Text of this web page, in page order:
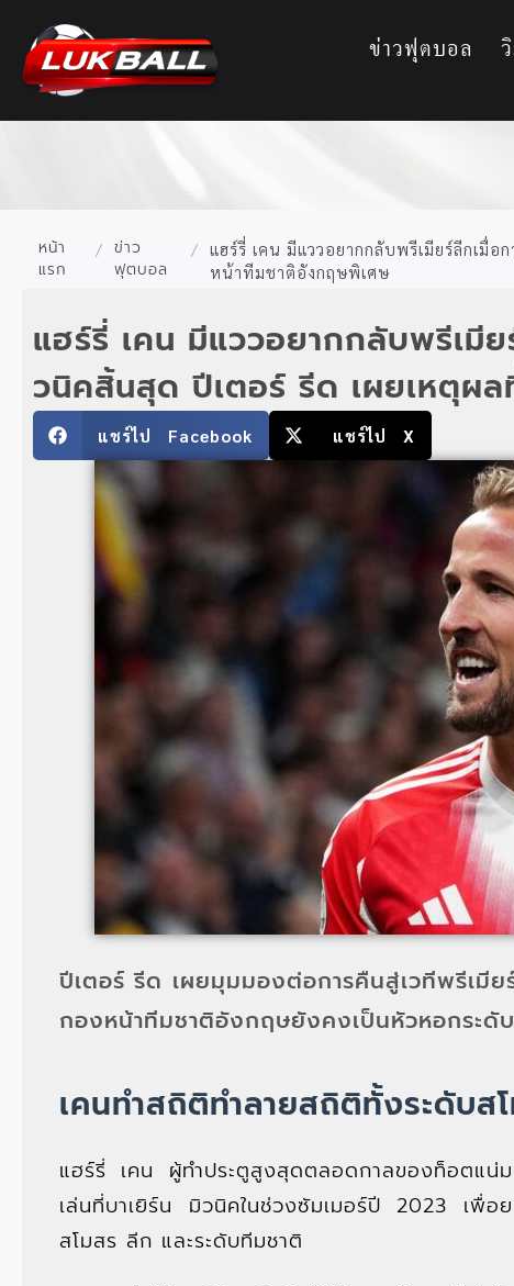
ข่าวฟุตบอล
หน้า
แรก
/ ข่าว
ฟุตบอล
/
แฮร์รี่ เคน มีแววอยากกลับพรีเมียร์ลีกเมื่
หน้าทีมชาติอังกฤษพิเศษ
แฮร์รี่ เคน มีแววอยากกลับพรีเมี
วนิคสิ้นสุด ปีเตอร์ รีด เผยเหตุผ
แชร์ไป Facebook แชร์ไป X
ปีเตอร์ รีด เผยมุมมองต่อการคืนสู่เวทีพรีเมีย
กองหน้าทีมชาติอังกฤษยังคงเป็นหัวหอกระดั
เคนทำสถิติทำลายสถิติทั้งระดับส
แฮร์รี่ เคน ผู้ทำประตูสูงสุดตลอดกาลของท็อตแน่
เล่นที่บาเยิร์น มิวนิคในช่วงซัมเมอร์ปี 2023 เพื่อย
สโมสร ลีก และระดับทีมชาติ